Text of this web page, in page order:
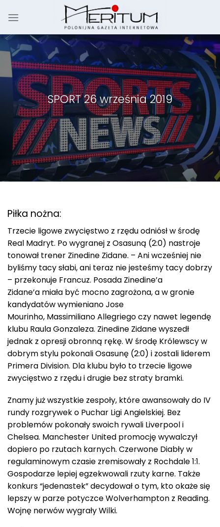
SPORT 26 września 2019
Piłka nożna:
Trzecie ligowe zwycięstwo z rzędu odniósł w środę
Real Madryt. Po wygranej z Osasuną (2:0) nastroje
tonował trener Zinedine Zidane. – Ani wcześniej nie
byliśmy tacy słabi, ani teraz nie jesteśmy tacy dobrzy
– przekonuje Francuz. Posada Zinedine’a
Zidane’a miała być mocno zagrożona, a w gronie
kandydatów wymieniano Jose
Mourinho, Massimiliano Allegriego czy nawet legendę
klubu Raula Gonzaleza. Zinedine Zidane wyszedł
jednak z opresji obronną rękę. W środę Królewscy w
dobrym stylu pokonali Osasunę (2:0) i zostali liderem
Primera Division. Dla klubu było to trzecie ligowe
zwycięstwo z rzędu i drugie bez straty bramki.
Znamy już wszystkie zespoły, które awansowały do IV
rundy rozgrywek o Puchar Ligi Angielskiej. Bez
problemów pokonały swoich rywali Liverpool i
Chelsea. Manchester United promocję wywalczył
dopiero po rzutach karnych. Czerwone Diabły w
regulaminowym czasie zremisowały z Rochdale 1:1.
Gospodarze lepiej egzekwowali rzuty karne. Także
konkurs “jedenastek” decydował o tym, kto okaże się
lepszy w parze potyczce Wolverhampton z Reading.
Wojnę nerwów wygrały Wilki.